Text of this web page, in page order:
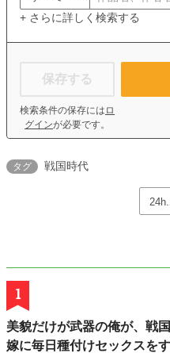
+ さらに詳しく検索する
保存する
検索条件の保存には ロ
グインが必要です。
タグ 戦国時代
1
美貌だけが武器の俺が、戦
嫁に毎日種付けセックスを